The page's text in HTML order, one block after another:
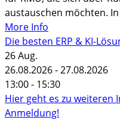
austauschen möchten.
More Info
Die besten ERP & KI-
26Aug.
26.08.2026 - 27.08.2026
13:00 - 15:30
Hier geht es zu
Anmeldung!